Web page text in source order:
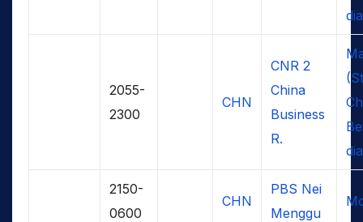
2055-
2300
CHN
CNR 2
China
Business
R.
2150-
0600
CHN
PBS Nei
Menggu